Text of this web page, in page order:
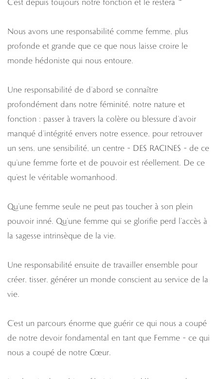
Nous avons une responsabilité comme femme, plus
profonde et grande que ce que nous laisse croire le
monde hédoniste qui nous entoure.
Une responsabilité de d’abord se connaître
profondément dans notre féminité, notre nature et
fonction : passer à travers la colère ou blessure d’avoir
manqué d’intégrité envers notre essence, pour retrouver
un sens, une sensibilité, un centre – DES RACINES – de ce
qu’une femme forte et de pouvoir est réellement. De ce
qu’est le véritable womanhood.
Qu’une femme seule ne peut pas toucher à son plein
pouvoir inné. Qu’une femme qui se glorifie perd l’accès à
la sagesse intrinsèque de la vie.
Une responsabilité ensuite de travailler ensemble pour
créer, tisser, générer un monde conscient au service de la
vie.
C’est un parcours énorme que guérir ce qui nous a coupé
de notre devoir fondamental en tant que Femme – ce qui
nous a coupé de notre Cœur.